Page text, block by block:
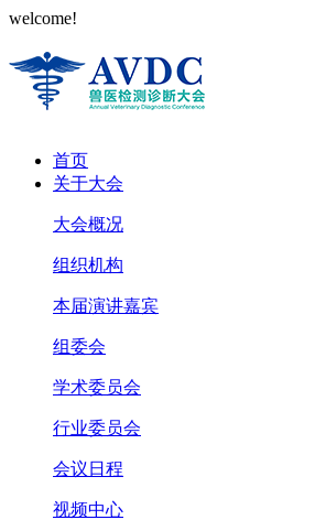
welcome!
首页
关于大会
大会概况
组织机构
本届演讲嘉宾
组委会
学术委员会
行业委员会
会议日程
视频中心